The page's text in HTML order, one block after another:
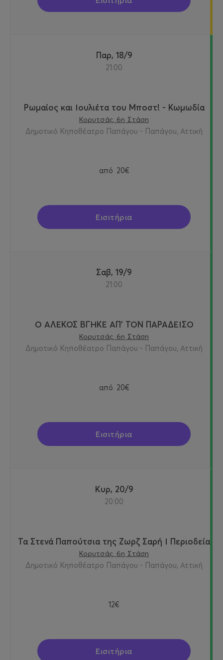
Παρ, 18/9
21:00
Ρωμαίος και Ιουλιέτα του Μποστ! - Κωμωδία
Κορυτσάς, 6η Στάση
Δημοτικό Κηποθέατρο Παπάγου - Παπάγου, Αττική
από 20€
Εισιτήρια
Σαβ, 19/9
21:00
Ο ΑΛΕΚΟΣ ΒΓΗΚΕ ΑΠ’ ΤΟΝ ΠΑΡΑΔΕΙΣΟ
Κορυτσάς, 6η Στάση
Δημοτικό Κηποθέατρο Παπάγου - Παπάγου, Αττική
από 20€
Εισιτήρια
Κυρ, 20/9
20:00
Τα Στενά Παπούτσια της Ζωρζ Σαρή Ι Περιοδεία
Κορυτσάς, 6η Στάση
Δημοτικό Κηποθέατρο Παπάγου - Παπάγου, Αττική
12€
Εισιτήρια